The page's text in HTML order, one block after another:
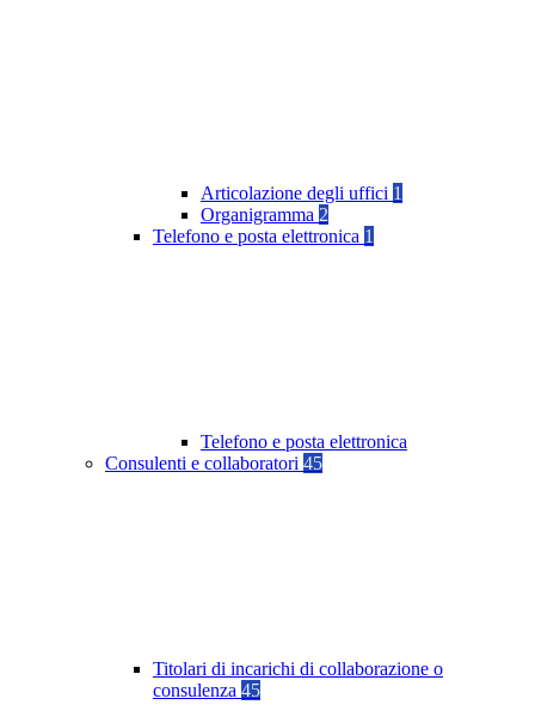
Articolazione degli uffici 1
Organigramma 2
Telefono e posta elettronica 1
Telefono e posta elettronica
Consulenti e collaboratori 45
Titolari di incarichi di collaborazione o
consulenza 45